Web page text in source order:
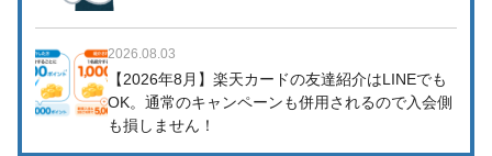
2026.08.03
【2026年8月】楽天カードの友達紹介はLINEでも
OK。通常のキャンペーンも併用されるので入会側
も損しません！